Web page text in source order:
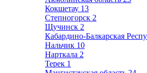
Кокшетау 13
Степногорск 2
Щучинск 2
Кабардино-Балкарская
Нальчик 10
Нарткала 2
Терек 1